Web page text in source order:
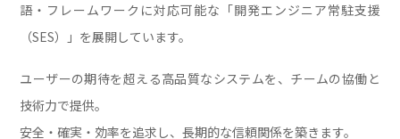
語・フレームワークに対応可能な 「開発エンジニア常駐支援
（SES）」を展開しています。
ユーザーの期待を超える高品質なシステムを、チームの協働と
技術力で提供。
安全・確実・効率を追求し、長期的な信頼関係を築きます。